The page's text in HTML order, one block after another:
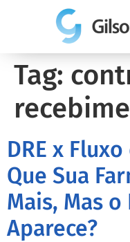
Tag:
DRE x
Que Sua
Mais, Mas
Aparece?